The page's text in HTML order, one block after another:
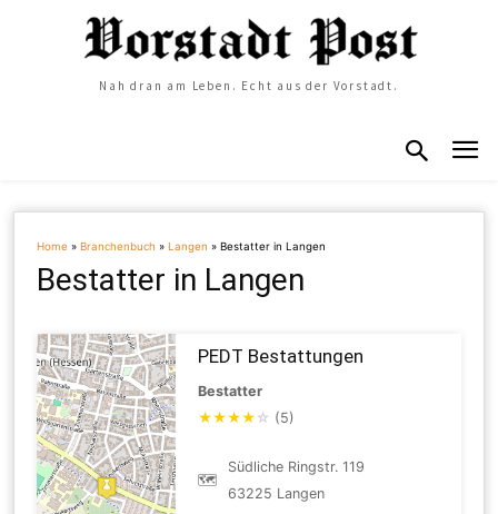
Nah dran am Leben. Echt aus der Vorstadt.
Home »Branchenbuch »Langen »Bestatter in Langen
Bestatter in Langen
PEDT Bestattungen
Bestatter
★★★★ ☆ (5)
🗺
Südliche Ringstr. 119
63225 Langen